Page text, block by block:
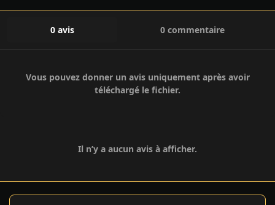
0 avis 0 commentaire
Vous pouvez donner un avis uniquement après avoir
téléchargé le fichier.
Il n’y a aucun avis à afficher.